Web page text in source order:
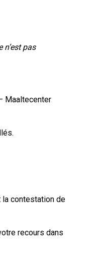
pas
Maaltecenter
la contestation de
recours dans